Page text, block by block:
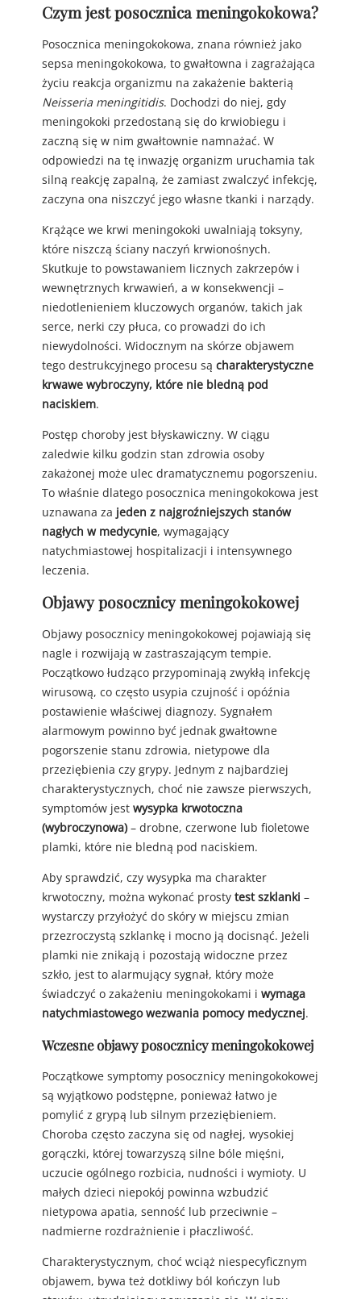
Czym jest posocznica meningokokowa?
Posocznica meningokokowa, znana również jako
sepsa meningokokowa, to gwałtowna i zagrażająca
życiu reakcja organizmu na zakażenie bakterią
Neisseria meningitidis. Dochodzi do niej, gdy
meningokoki przedostaną się do krwiobiegu i
zaczną się w nim gwałtownie namnażać. W
odpowiedzi na tę inwazję organizm uruchamia tak
silną reakcję zapalną, że zamiast zwalczyć infekcję,
zaczyna ona niszczyć jego własne tkanki i narządy.
Krążące we krwi meningokoki uwalniają toksyny,
które niszczą ściany naczyń krwionośnych.
Skutkuje to powstawaniem licznych zakrzepów i
wewnętrznych krwawień, a w konsekwencji –
niedotlenieniem kluczowych organów, takich jak
serce, nerki czy płuca, co prowadzi do ich
niewydolności. Widocznym na skórze objawem
tego destrukcyjnego procesu są charakterystyczne
krwawe wybroczyny, które nie bledną pod
naciskiem.
Postęp choroby jest błyskawiczny. W ciągu
zaledwie kilku godzin stan zdrowia osoby
zakażonej może ulec dramatycznemu pogorszeniu.
To właśnie dlatego posocznica meningokokowa jest
uznawana za jeden z najgroźniejszych stanów
nagłych w medycynie, wymagający
natychmiastowej hospitalizacji i intensywnego
leczenia.
Objawy posocznicy meningokokowej
Objawy posocznicy meningokokowej pojawiają się
nagle i rozwijają w zastraszającym tempie.
Początkowo łudząco przypominają zwykłą infekcję
wirusową, co często usypia czujność i opóźnia
postawienie właściwej diagnozy. Sygnałem
alarmowym powinno być jednak gwałtowne
pogorszenie stanu zdrowia, nietypowe dla
przeziębienia czy grypy. Jednym z najbardziej
charakterystycznych, choć nie zawsze pierwszych,
symptomów jest wysypka krwotoczna
(wybroczynowa)– drobne, czerwone lub fioletowe
plamki, które nie bledną pod naciskiem.
Aby sprawdzić, czy wysypka ma charakter
krwotoczny, można wykonać prosty test szklanki –
wystarczy przyłożyć do skóry w miejscu zmian
przezroczystą szklankę i mocno ją docisnąć. Jeżeli
plamki nie znikają i pozostają widoczne przez
szkło, jest to alarmujący sygnał, który może
świadczyć o zakażeniu meningokokami i wymaga
natychmiastowego wezwania pomocy medycznej.
Wczesne objawy posocznicy meningokokowej
Początkowe symptomy posocznicy meningokokowej
są wyjątkowo podstępne, ponieważ łatwo je
pomylić z grypą lub silnym przeziębieniem.
Choroba często zaczyna się od nagłej, wysokiej
gorączki, której towarzyszą silne bóle mięśni,
uczucie ogólnego rozbicia, nudności i wymioty. U
małych dzieci niepokój powinna wzbudzić
nietypowa apatia, senność lub przeciwnie –
nadmierne rozdrażnienie i płaczliwość.
Charakterystycznym, choć wciąż niespecyficznym
objawem, bywa też dotkliwy ból kończyn lub